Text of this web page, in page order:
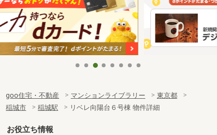
goo住宅・不動産 マンションライブラリー
東京都
稲城市
稲城駅 リベレ向陽台６号棟 物件詳細
お役立ち情報